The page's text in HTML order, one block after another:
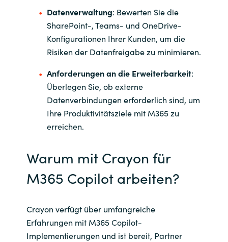
Datenverwaltung: Bewerten Sie die
SharePoint-, Teams- und OneDrive-
Konfigurationen Ihrer Kunden, um die
Risiken der Datenfreigabe zu minimieren.
Anforderungen an die Erweiterbarkeit:
Überlegen Sie, ob externe
Datenverbindungen erforderlich sind, um
Ihre Produktivitätsziele mit M365 zu
erreichen.
Warum mit Crayon für
M365 Copilot arbeiten?
Crayon verfügt über umfangreiche
Erfahrungen mit M365 Copilot-
Implementierungen und ist bereit, Partner